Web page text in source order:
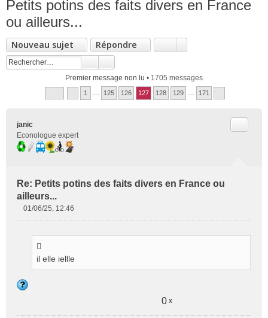
Petits potins des faits divers en France
ou ailleurs...
Nouveau sujet Répondre
Premier message non lu • 1705 messages
1 125 126 127 128 129 171
janic
Econologue expert
Re: Petits potins des faits divers en France ou
ailleurs...
e
n
n
01/06/25, 12:46
il elle iellle
0 x